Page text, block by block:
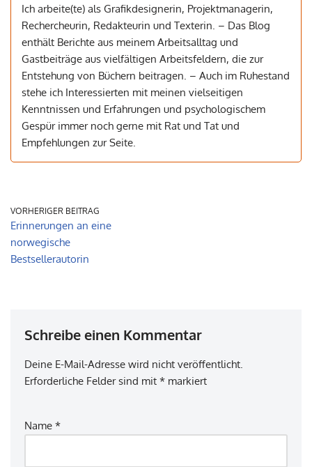
Ich arbeite(te) als Grafikdesignerin, Projektmanagerin,
Rechercheurin, Redakteurin und Texterin. – Das Blog
enthält Berichte aus meinem Arbeitsalltag und
Gastbeiträge aus vielfältigen Arbeitsfeldern, die zur
Entstehung von Büchern beitragen. – Auch im Ruhestand
stehe ich Interessierten mit meinen vielseitigen
Kenntnissen und Erfahrungen und psychologischem
Gespür immer noch gerne mit Rat und Tat und
Empfehlungen zur Seite.
VORHERIGER BEITRAG
Erinnerungen an eine
norwegische
Bestsellerautorin
Schreibe einen Kommentar
Deine E-Mail-Adresse wird nicht veröffentlicht.
Erforderliche Felder sind mit * markiert
Name *